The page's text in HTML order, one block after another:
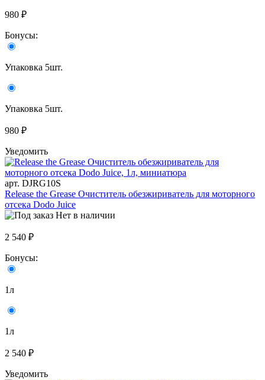
980 ₽
Бонусы:
Упаковка 5шт.
Упаковка 5шт.
980 ₽
Уведомить
арт. DJRG10S
Release the Grease Очиститель обезжириватель для моторного
отсека Dodo Juice
Нет в наличии
2 540 ₽
Бонусы:
1л
1л
2 540 ₽
Уведомить